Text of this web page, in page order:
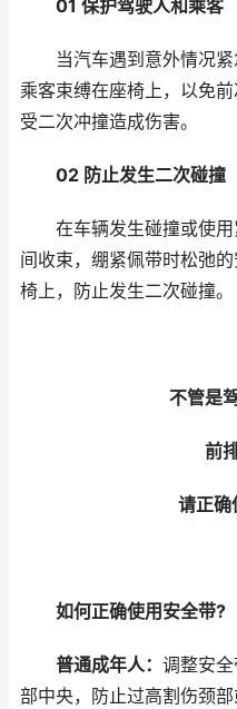
01 保护驾驶人和乘客
当汽车遇到意外情况紧
乘客束缚在座椅上，以免
受二次冲撞造成伤害。
02 防止发生二次碰撞
在车辆发生碰撞或使用
间收束，绷紧佩带时松弛
椅上，防止发生二次碰撞。
不管是
前
请正确
如何正确使用安全带?
普通成年人： 调整安
部中央，防止过高割伤颈部